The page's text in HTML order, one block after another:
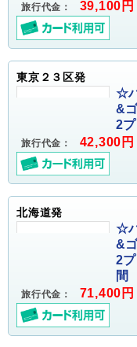
旅行代金： 39,100円
東京２３区発
☆
&
2
旅行代金： 42,300円
北海道発
☆
&
2
間
旅行代金： 71,400円